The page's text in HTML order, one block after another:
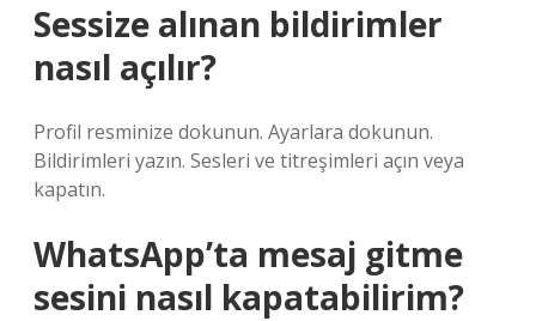
Sessize alınan bildirimler
nasıl açılır?
Profil resminize dokunun. Ayarlara dokunun.
Bildirimleri yazın. Sesleri ve titreşimleri açın veya
kapatın.
WhatsApp’ta mesaj gitme
sesini nasıl kapatabilirim?